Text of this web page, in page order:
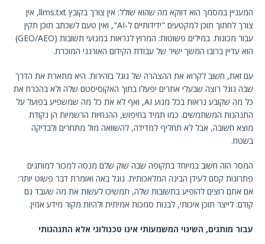
המעניין במסמך הוא דווקא מה שהוא שולל: אין צורך בקובץ llms.txt, אין
צורך לחתוך תוכן למקטעים "ידידותיים ל-AI", ואין טעם לשכתב תוכן תקין
עבור מכונות. במילים פשוטות: המרוץ לנראות במנועי תשובות (GEO/AEO)
הוא עדיין ברובו המשך ישיר של עבודת הקידום האורגני המוכרת.
עם זאת, חשוב לקרוא את ההצהרה של גוגל בזהירות. היא מתארת את הדרך
שבה גוגל רוצה שבעלי אתרים יפעלו בתוך האקוסיסטם שלה ולא בהכרח את
כל מה שקובע נראות בכל מנוע AI, ואף לא את כל מה שמשפיע בפועל על
התנהגות המשתמשים. כמו תמיד בחיפוש, ההנחיות הרשמיות הן נקודת
מוצא חשובה, אבל לא תחליף למדידה, להשוואה מול מתחרים ולבדיקה
בשטח.
המסר הזה חשוב במיוחד בתקופה שבה שוק שלם מנסה למכור למותגים
פתרונות קסם לעידן הבינה המלאכותית. גוגל באה ואומרת דבר פשוט יותר:
אם אתם רוצים להופיע בתשובות שלה, תמשיכו לעשות את מה שעבד גם
קודם: לייצר תוכן איכותי, לבנות סמכות אמיתית ולהיות מקור מידע אמין.
עבור מותגים, השינוי המשמעותי אינו טכנולוגי אלא התנהגותי